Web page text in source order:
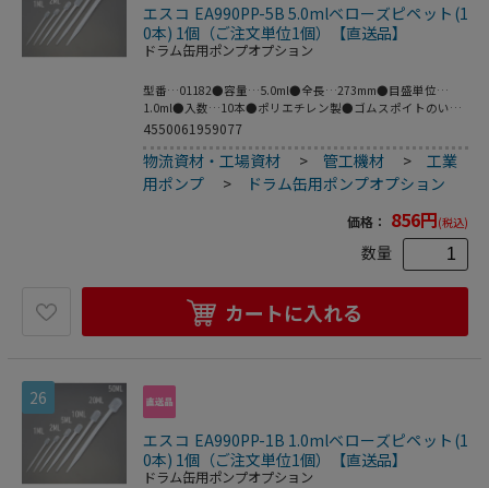
エスコ EA990PP-5B 5.0mlベローズピペット(1
0本) 1個（ご注文単位1個）【直送品】
ドラム缶用ポンプオプション
型番…01182●容量…5.0ml●全長…273mm●目盛単位…
1.0ml●入数…10本●ポリエチレン製●ゴムスポイトのいら
ないピペットです。●梱包サイズ:138×301×39●梱包重量
4550061959077
物流資材・工場資材 >管工機材 > 工業
用ポンプ
> ドラム缶用ポンプオプション
価格： 856円(税込)
数量
カートに入れる
26
エスコ EA990PP-1B 1.0mlベローズピペット(1
0本) 1個（ご注文単位1個）【直送品】
ドラム缶用ポンプオプション